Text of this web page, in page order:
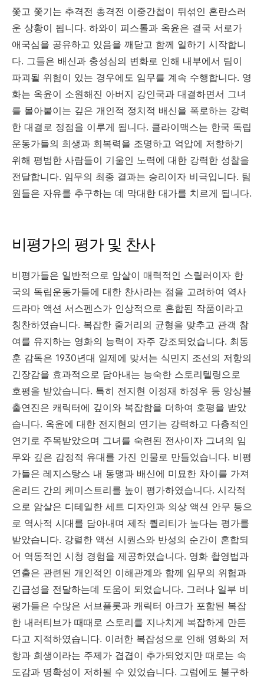
쫓고 쫓기는 추격전 총격전 이중간첩이 뒤섞인 혼란스러
운 상황이 됩니다. 하와이 피스톨과 옥윤은 결국 서로가
애국심을 공유하고 있음을 깨닫고 함께 일하기 시작합니
다. 그들은 배신과 충성심의 변화로 인해 내부에서 팀이
파괴될 위험이 있는 경우에도 임무를 계속 수행합니다. 영
화는 옥윤이 소원해진 아버지 강인국과 대결하면서 그녀
를 몰아붙이는 깊은 개인적 정치적 배신을 폭로하는 강력
한 대결로 정점을 이루게 됩니다. 클라이맥스는 한국 독립
운동가들의 희생과 회복력을 조명하고 억압에 저항하기
위해 평범한 사람들이 기울인 노력에 대한 강력한 성찰을
전달합니다. 임무의 최종 결과는 승리이자 비극입니다. 팀
원들은 자유를 추구하는 데 막대한 대가를 치르게 됩니다.
비평가의 평가 및 찬사
비평가들은 일반적으로 암살이 매력적인 스릴러이자 한
국의 독립운동가들에 대한 찬사라는 점을 고려하여 역사
드라마 액션 서스펜스가 인상적으로 혼합된 작품이라고
칭찬하였습니다. 복잡한 줄거리의 균형을 맞추고 관객 참
여를 유지하는 영화의 능력이 자주 강조되었습니다. 최동
훈 감독은 1930년대 일제에 맞서는 식민지 조선의 저항의
긴장감을 효과적으로 담아내는 능숙한 스토리텔링으로
호평을 받았습니다. 특히 전지현 이정재 하정우 등 앙상블
출연진은 캐릭터에 깊이와 복잡함을 더하여 호평을 받았
습니다. 옥윤에 대한 전지현의 연기는 강력하고 다층적인
연기로 주목받았으며 그녀를 숙련된 전사이자 그녀의 임
무와 깊은 감정적 유대를 가진 인물로 만들었습니다. 비평
가들은 레지스탕스 내 동맹과 배신에 미묘한 차이를 가져
온리드 간의 케미스트리를 높이 평가하였습니다. 시각적
으로 암살은 디테일한 세트 디자인과 의상 액션 안무 등으
로 역사적 시대를 담아내며 제작 퀄리티가 높다는 평가를
받았습니다. 강렬한 액션 시퀀스와 반성의 순간이 혼합되
어 역동적인 시청 경험을 제공하였습니다. 영화 촬영법과
연출은 관련된 개인적인 이해관계와 함께 임무의 위험과
긴급성을 전달하는데 도움이 되었습니다. 그러나 일부 비
평가들은 수많은 서브플롯과 캐릭터 아크가 포함된 복잡
한 내러티브가 때때로 스토리를 지나치게 복잡하게 만든
다고 지적하였습니다. 이러한 복잡성으로 인해 영화의 저
항과 희생이라는 주제가 겹겹이 추가되었지만 때로는 속
도감과 명확성이 저하될 수 있었습니다. 그럼에도 불구하